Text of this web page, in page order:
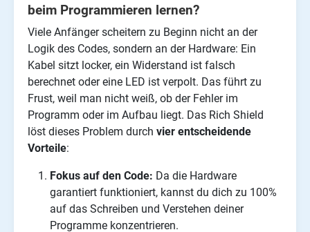
beim Programmieren lernen?
Viele Anfänger scheitern zu Beginn nicht an der
Logik des Codes, sondern an der Hardware: Ein
Kabel sitzt locker, ein Widerstand ist falsch
berechnet oder eine LED ist verpolt. Das führt zu
Frust, weil man nicht weiß, ob der Fehler im
Programm oder im Aufbau liegt. Das Rich Shield
löst dieses Problem durch vier entscheidende
Vorteile:
Fokus auf den Code: Da die Hardware
garantiert funktioniert, kannst du dich zu 100%
auf das Schreiben und Verstehen deiner
Programme konzentrieren.